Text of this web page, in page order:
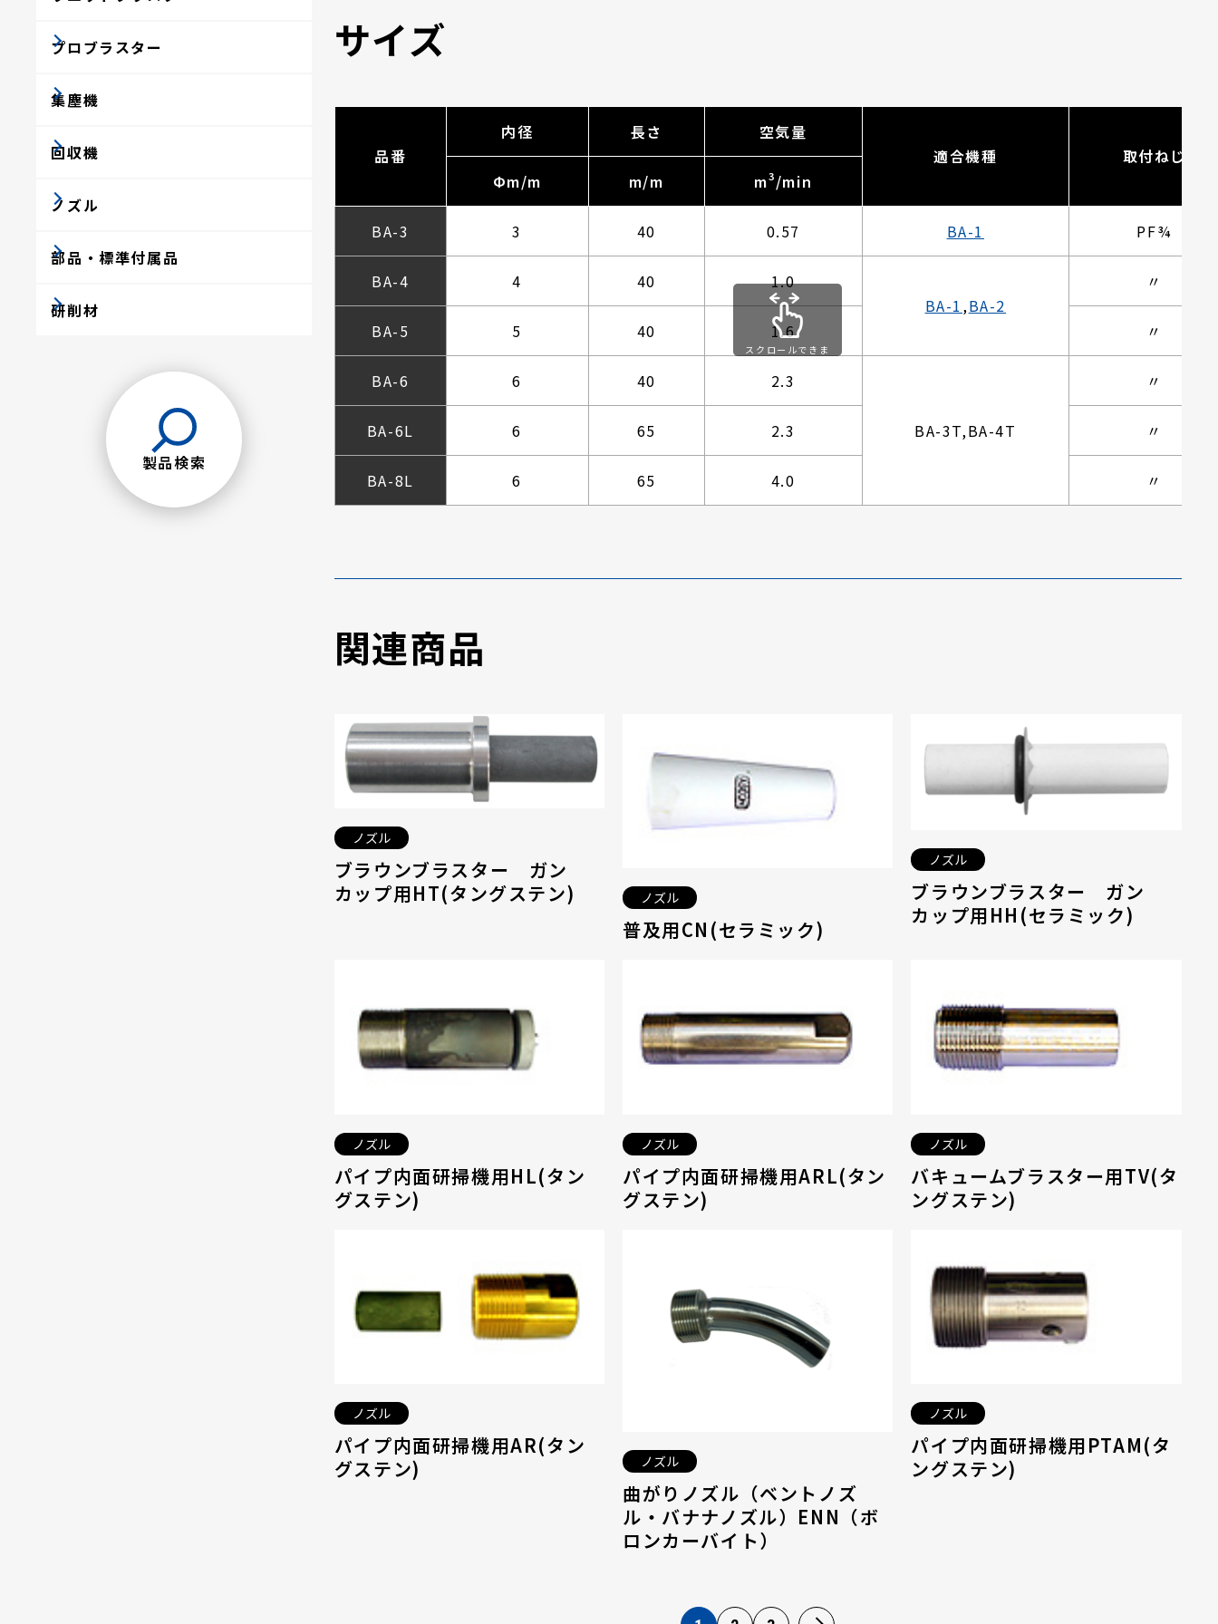
サイズ
品番
内径 長さ
空気量
適合機種
取付ねじ
Фm/m
m/m m3/min
BA-3 3 40 0.57 BA-1 PF¾
BA-4 4 40
1.0
BA-1 ,BA-2
〃
BA-5 5 40 1.6 〃
BA-6 6 40 2.3
BA-3T,BA-4T
〃
BA-6L 6 65 2.3 〃
BA-8L 6 65 4.0 〃
スクロールできま
関連商品
ノズル
ブラウンブラスター ガン
カップ用HT(タングステン)
ノズル
普及用CN(セラミック)
ノズル
ブラウンブラスター ガン
カップ用HH(セラミック)
ノズル
パイプ内面研掃機用HL(タン
グステン)
ノズル
パイプ内面研掃機用ARL(タン
グステン)
ノズル
バキュームブラスター用TV(タ
ングステン)
ノズル
パイプ内面研掃機用AR(タン
グステン)
ノズル
曲がりノズル（ベントノズ
ル・バナナノズル）ENN（ボ
ロンカーバイト）
ノズル
パイプ内面研掃機用PTAM(タ
ングステン)
プロブラスター
集塵機
回収機
ノズル
部品・標準付属品
研削材
製品検索